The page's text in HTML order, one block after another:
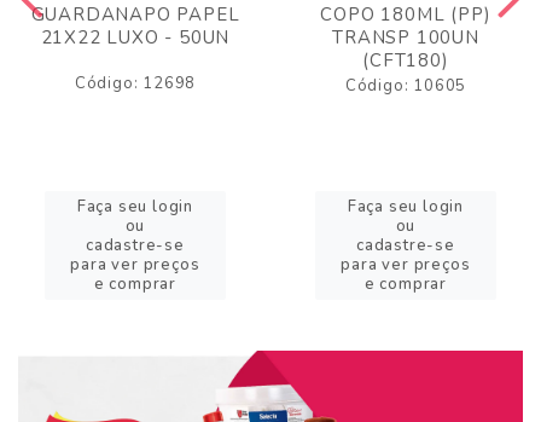
GUARDANAPO PAPEL
21X22 LUXO - 50UN
Código: 12698
Faça seu login
ou
cadastre-se
para ver preços
e comprar
COPO 180ML (PP)
TRANSP 100UN
(CFT180)
Código: 10605
Faça seu login
ou
cadastre-se
para ver preços
e comprar